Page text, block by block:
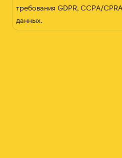
требования GDPR, CCPA/
данных.